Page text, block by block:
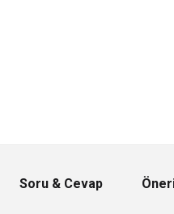
Soru & Cevap